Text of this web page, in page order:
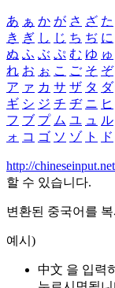
あ ぁ か が さ ざ た
き ぎ し じ ち ぢ に
ぬ ふ ぶ ぷ む ゆ ゅ
れ お ぉ こ ご そ ぞ
ア ァ カ サ ザ タ ダ
ギ シ ジ チ ヂ ニ ヒ
フ ブ プ ム ユ ュ ル
ォ コ ゴ ソ ゾ ト ド
http://
할 수 있습니다.
변환된 중국어를
예시)
中文 을 입력